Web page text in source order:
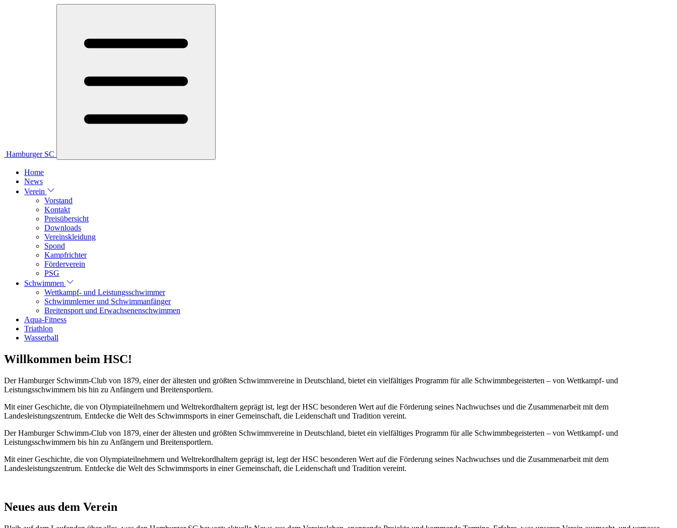
Hamburger SC
Home
News
Verein
Vorstand
Kontakt
Preisübersicht
Downloads
Vereinskleidung
Spond
Kampfrichter
Förderverein
PSG
Schwimmen
Wettkampf- und Leistungsschwimmer
Schwimmlerner und Schwimmanfänger
Breitensport und Erwachsenenschwimmen
Aqua-Fitness
Triathlon
Wasserball
Willkommen beim HSC!
Der Hamburger Schwimm-Club von 1879, einer der ältesten und größten Schwimmvereine in Deutschland, bietet ein vielfältiges Programm für alle Schwimmbegeisterten – von Wettkampf- und
Leistungsschwimmern bis hin zu Anfängern und Breitensportlern.
Mit einer Geschichte, die von Olympiateilnehmern und Weltrekordhaltern geprägt ist, legt der HSC besonderen Wert auf die Förderung seines Nachwuchses und die Zusammenarbeit mit dem
Landesleistungszentrum. Entdecke die Welt des Schwimmsports in einer Gemeinschaft, die Leidenschaft und Tradition vereint.
Der Hamburger Schwimm-Club von 1879, einer der ältesten und größten Schwimmvereine in Deutschland, bietet ein vielfältiges Programm für alle Schwimmbegeisterten – von Wettkampf- und
Leistungsschwimmern bis hin zu Anfängern und Breitensportlern.
Mit einer Geschichte, die von Olympiateilnehmern und Weltrekordhaltern geprägt ist, legt der HSC besonderen Wert auf die Förderung seines Nachwuchses und die Zusammenarbeit mit dem
Landesleistungszentrum. Entdecke die Welt des Schwimmsports in einer Gemeinschaft, die Leidenschaft und Tradition vereint.
Neues aus dem Verein